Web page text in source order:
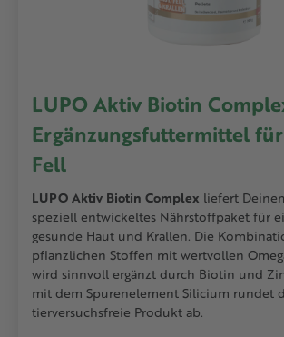
LUPO Aktiv Biotin
Ergänzungsfuttermittel
Fell
LUPO Aktiv Biotin Complex liefert
speziell entwickeltes Nährstoffpaket für
gesunde Haut und Krallen. Die
pflanzlichen Stoffen mit wertvollen
wird sinnvoll ergänzt durch Biotin und
mit dem Spurenelement Silicium rundet
tierversuchsfreie Produkt ab.